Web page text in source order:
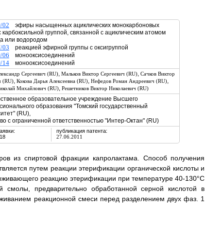
02 эфиры насыщенных ациклических монокарбоновых
карбоксильной группой, связанной с ациклическим атомом
или водородом
03 реакцией эфирной группы с оксигруппой
06 монооксисоединений
14монооксисоединений
Сергеевич (RU), Мальков Виктор Сергеевич (RU), Сачков Виктор
(RU), Кокова Дарья Алексеевна (RU), Нефедов Роман Андреевич (RU),
Михайлович (RU), Решетников Виктор Николаевич (RU)
образовательное учреждение Высшего
образования "Томский государственный
(RU),
с ограниченной ответственностью "Интер-Октан" (RU)
публикация патента:
27.06.2011
из спиртовой фракции капролактама. Способ получения
путем реакции этерификации органической кислоты и
реакцию этерификации при температуре 40-130°С
смолы, предварительно обработанной серной кислотой в
реакционной смеси перед разделением двух фаз. 1